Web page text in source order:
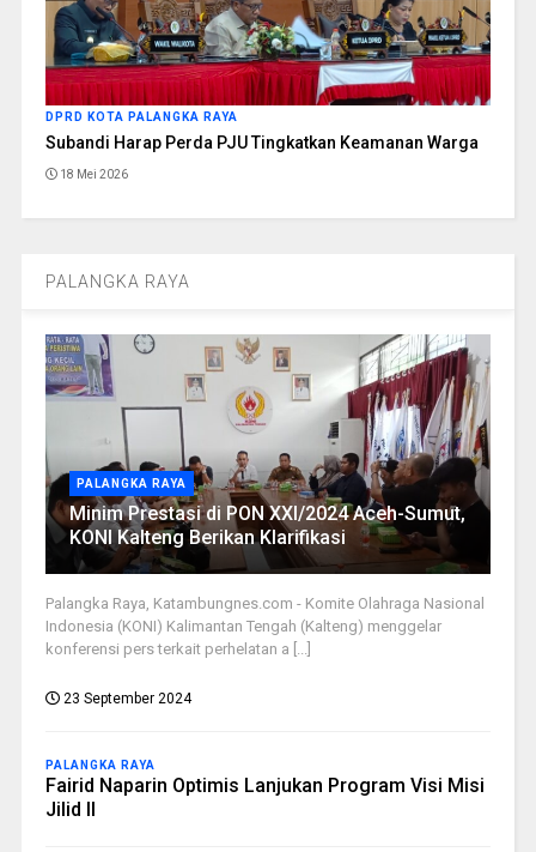
DPRD KOTA PALANGKA RAYA
Subandi Harap Perda PJU Tingkatkan Keamanan Warga
18 Mei 2026
PALANGKA RAYA
PALANGKA RAYA
Minim Prestasi di PON XXI/2024 Aceh-Sumut,
KONI Kalteng Berikan Klarifikasi
Palangka Raya, Katambungnes.com - Komite Olahraga Nasional
Indonesia (KONI) Kalimantan Tengah (Kalteng) menggelar
konferensi pers terkait perhelatan a [...]
23 September 2024
PALANGKA RAYA
Fairid Naparin Optimis Lanjukan Program Visi Misi
Jilid II